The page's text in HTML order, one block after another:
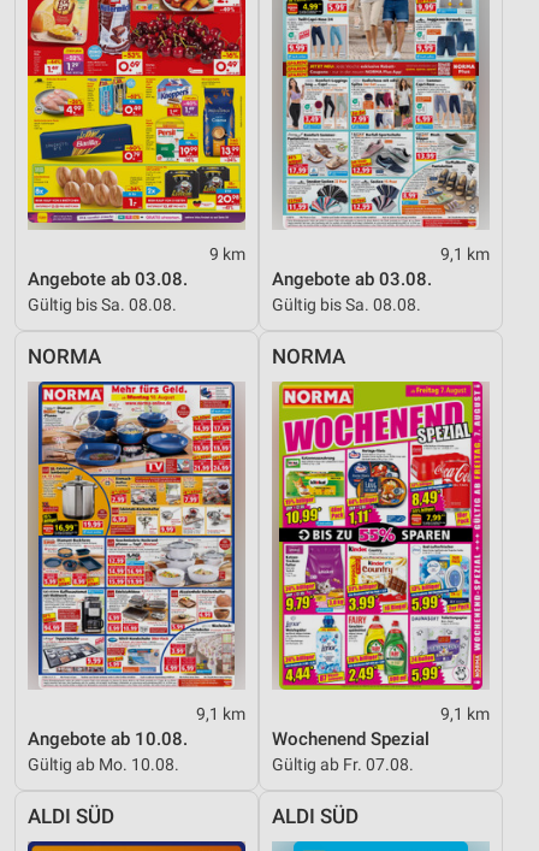
9 km
Angebote ab 03.08.
Gültig bis Sa. 08.08.
9,1 km
Angebote ab 03.08.
Gültig bis Sa. 08.08.
NORMA
9,1 km
Angebote ab 10.08.
Gültig ab Mo. 10.08.
NORMA
9,1 km
Wochenend Spezial
Gültig ab Fr. 07.08.
ALDI SÜD ALDI SÜD
Informationen identifizieren
Nicht-IAB-Verarbeitungszwecke:
Notwendig
Performance
Funktional